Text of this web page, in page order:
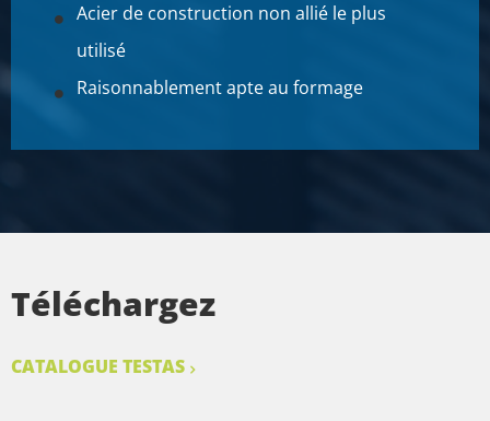
Acier de construction non allié le plus
utilisé
Raisonnablement apte au formage
Téléchargez
CATALOGUE TESTAS